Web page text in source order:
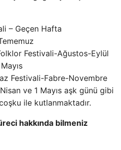
– Geçen Hafta
Festivali-Ağustos-Eylül
Festivali-Fabre-Novembre
ve 1 Mayıs aşk günü gibi
ile kutlanmaktadır.
hakkında bilmeniz